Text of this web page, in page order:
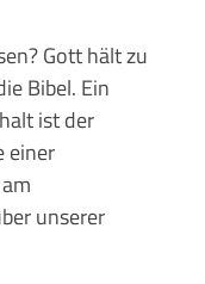
Gott hält zu
Bibel. Ein
ist der
einer
unserer